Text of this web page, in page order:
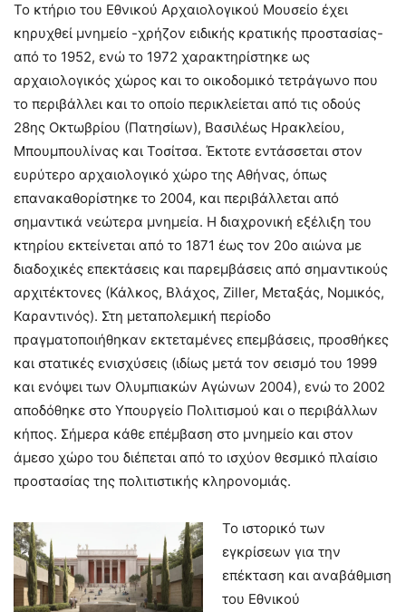
Το κτήριο του Εθνικού Αρχαιολογικού Μουσείο έχει
κηρυχθεί μνημείο -χρήζον ειδικής κρατικής προστασίας-
από το 1952, ενώ το 1972 χαρακτηρίστηκε ως
αρχαιολογικός χώρος και το οικοδομικό τετράγωνο που
το περιβάλλει και το οποίο περικλείεται από τις οδούς
28ης Οκτωβρίου (Πατησίων), Βασιλέως Ηρακλείου,
Μπουμπουλίνας και Τοσίτσα. Έκτοτε εντάσσεται στον
ευρύτερο αρχαιολογικό χώρο της Αθήνας, όπως
επανακαθορίστηκε το 2004, και περιβάλλεται από
σημαντικά νεώτερα μνημεία. Η διαχρονική εξέλιξη του
κτηρίου εκτείνεται από το 1871 έως τον 20ο αιώνα με
διαδοχικές επεκτάσεις και παρεμβάσεις από σημαντικούς
αρχιτέκτονες (Κάλκος, Βλάχος, Ziller, Μεταξάς, Νομικός,
Καραντινός). Στη μεταπολεμική περίοδο
πραγματοποιήθηκαν εκτεταμένες επεμβάσεις, προσθήκες
και στατικές ενισχύσεις (ιδίως μετά τον σεισμό του 1999
και ενόψει των Ολυμπιακών Αγώνων 2004), ενώ το 2002
αποδόθηκε στο Υπουργείο Πολιτισμού και ο περιβάλλων
κήπος. Σήμερα κάθε επέμβαση στο μνημείο και στον
άμεσο χώρο του διέπεται από το ισχύον θεσμικό πλαίσιο
προστασίας της πολιτιστικής κληρονομιάς.
Το ιστορικό των
εγκρίσεων για την
επέκταση και αναβάθμιση
του Εθνικού